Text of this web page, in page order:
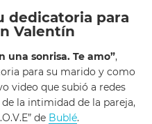
dedicatoria para
Valentín
una sonrisa. Te amo”,
para su marido y como
video que subió a redes
la intimidad de la pareja,
de Bublé.